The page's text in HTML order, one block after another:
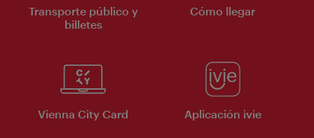
Transporte público y
billetes
Cómo llegar
Vienna City Card Aplicación ivie